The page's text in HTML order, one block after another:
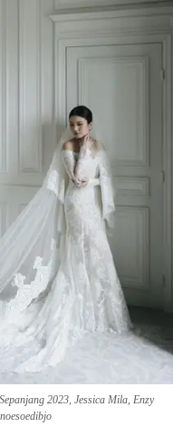
2023, Jessica Mila, Enzy